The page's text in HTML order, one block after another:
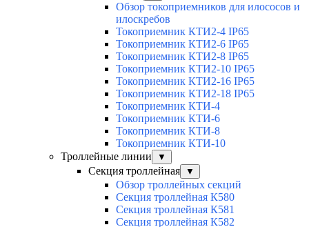
Обзор токоприемников для илососов и
илоскребов
Токоприемник КТИ2-4 IP65
Токоприемник КТИ2-6 IP65
Токоприемник КТИ2-8 IP65
Токоприемник КТИ2-10 IP65
Токоприемник КТИ2-16 IP65
Токоприемник КТИ2-18 IP65
Токоприемник КТИ-4
Токоприемник КТИ-6
Токоприемник КТИ-8
Токоприемник КТИ-10
Троллейные линии
▼
Секция троллейная ▼
Обзор троллейных секций
Секция троллейная К580
Секция троллейная К581
Секция троллейная К582